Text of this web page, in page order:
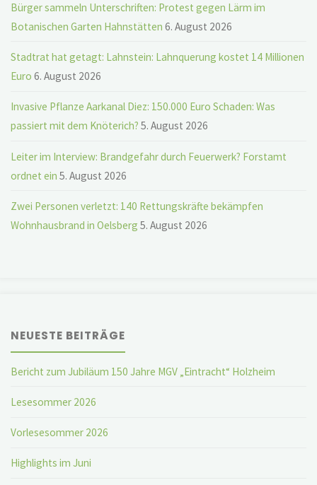
Bürger sammeln Unterschriften: Protest gegen Lärm im
Botanischen Garten Hahnstätten 6. August 2026
Stadtrat hat getagt: Lahnstein: Lahnquerung kostet 14 Millionen
Euro 6. August 2026
Invasive Pflanze Aarkanal Diez: 150.000 Euro Schaden: Was
passiert mit dem Knöterich? 5. August 2026
Leiter im Interview: Brandgefahr durch Feuerwerk? Forstamt
ordnet ein 5. August 2026
Zwei Personen verletzt: 140 Rettungskräfte bekämpfen
Wohnhausbrand in Oelsberg 5. August 2026
NEUESTE BEITRÄGE
Bericht zum Jubiläum 150 Jahre MGV „Eintracht“ Holzheim
Lesesommer 2026
Vorlesesommer 2026
Highlights im Juni